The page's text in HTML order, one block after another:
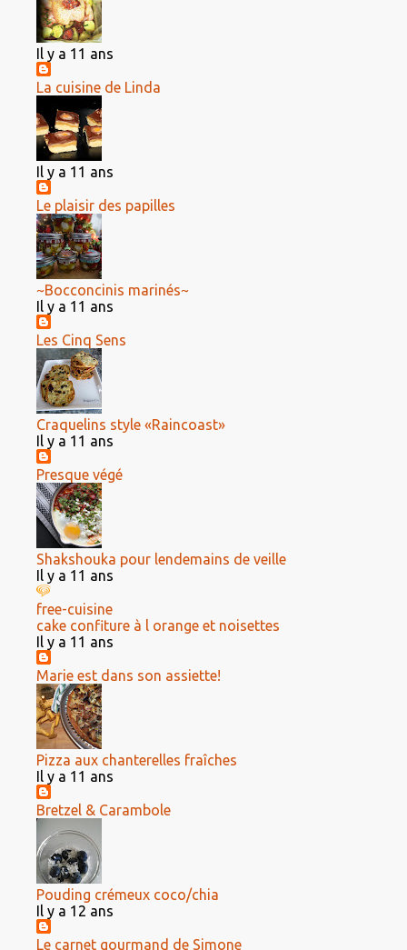
Il y a 11 ans
La cuisine de Linda
Il y a 11 ans
Le plaisir des papilles
~Bocconcinis marinés~
Il y a 11 ans
Les Cinq Sens
Craquelins style «Raincoast»
Il y a 11 ans
Presque végé
Shakshouka pour lendemains de veille
Il y a 11 ans
free-cuisine
cake confiture à l orange et noisettes
Il y a 11 ans
Marie est dans son assiette!
Pizza aux chanterelles fraîches
Il y a 11 ans
Bretzel & Carambole
Pouding crémeux coco/chia
Il y a 12 ans
Le carnet gourmand de Simone